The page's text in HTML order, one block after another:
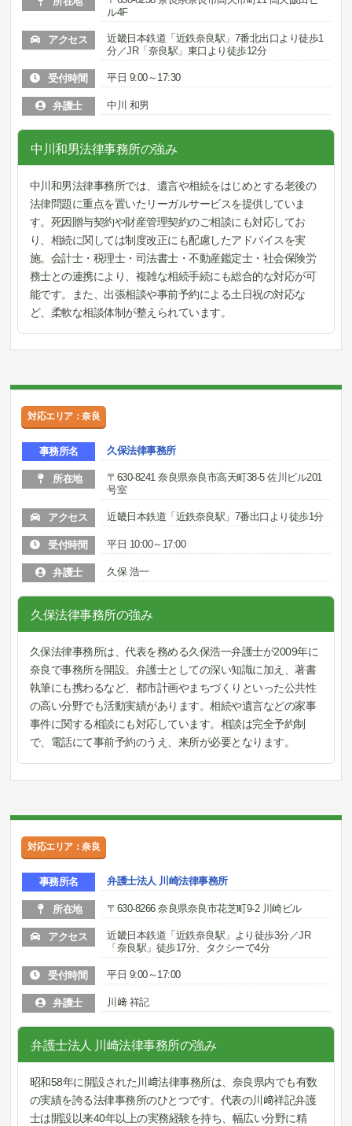
ル4F
アクセス
近畿日本鉄道「近鉄奈良駅」7番北出口より徒歩1
分／JR「奈良駅」東口より徒歩12分
受付時間 平日 9:00～17:30
弁護士 中川 和男
中川和男法律事務所の強み
中川和男法律事務所では、遺言や相続をはじめとする老後の
法律問題に重点を置いたリーガルサービスを提供していま
す。死因贈与契約や財産管理契約のご相談にも対応してお
り、相続に関しては制度改正にも配慮したアドバイスを実
施。会計士・税理士・司法書士・不動産鑑定士・社会保険労
務士との連携により、複雑な相続手続にも総合的な対応が可
能です。また、出張相談や事前予約による土日祝の対応な
ど、柔軟な相談体制が整えられています。
対応エリア：奈良
事務所名 久保法律事務所
所在地
〒630-8241 奈良県奈良市高天町38-5 佐川ビル201
号室
アクセス 近畿日本鉄道「近鉄奈良駅」7番出口より徒歩1分
受付時間 平日 10:00～17:00
弁護士 久保 浩一
久保法律事務所の強み
久保法律事務所は、代表を務める久保浩一弁護士が2009年に
奈良で事務所を開設。弁護士としての深い知識に加え、著書
執筆にも携わるなど、都市計画やまちづくりといった公共性
の高い分野でも活動実績があります。相続や遺言などの家事
事件に関する相談にも対応しています。相談は完全予約制
で、電話にて事前予約のうえ、来所が必要となります。
対応エリア：奈良
事務所名 弁護士法人 川崎法律事務所
所在地 〒630-8266 奈良県奈良市花芝町9-2 川崎ビル
アクセス
近畿日本鉄道「近鉄奈良駅」より徒歩3分／JR
「奈良駅」徒歩17分、タクシーで4分
受付時間 平日 9:00～17:00
弁護士 川﨑 祥記
弁護士法人 川崎法律事務所の強み
昭和58年に開設された川﨑法律事務所は、奈良県内でも有数
の実績を誇る法律事務所のひとつです。代表の川﨑祥記弁護
士は開設以来40年以上の実務経験を持ち、幅広い分野に精